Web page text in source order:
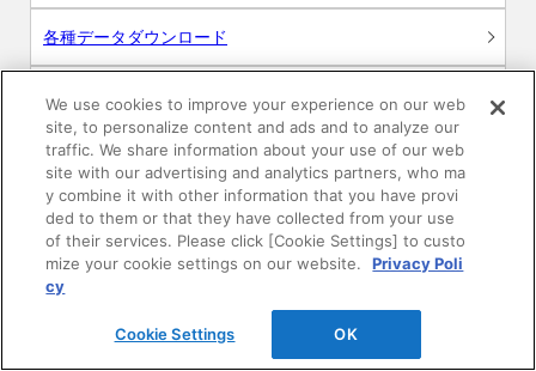
各種データダウンロード
WEB見積・各種シミュレーション
交換用部品の購入
修理・点検
お問い合わせ
We use cookies to improve your experience on our web
site, to personalize content and ads and to analyze our
traffic. We share information about your use of our web
site with our advertising and analytics partners, who ma
y combine it with other information that you have provi
ded to them or that they have collected from your use
of their services. Please click [Cookie Settings] to custo
mize your cookie settings on our website.
Privacy Poli
cy
Cookie Settings OK